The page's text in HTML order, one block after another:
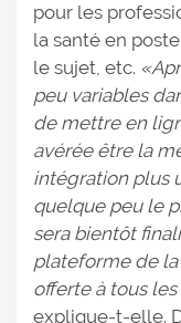
pour les
la santé en
le sujet, etc.
peu variables
de mettre en
avérée être la
intégration plus
quelque peu le
sera bientôt
plateforme de
offerte à tous
explique-t-elle.